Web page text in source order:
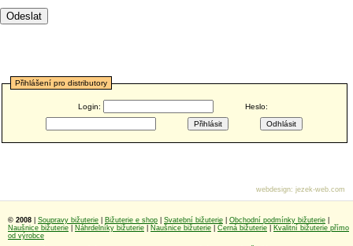
Přihlášení pro distributory
Login: Heslo:
© 2008 Soupravy bižuterie Bižuterie e shop Svatební bižuterie Obchodní podmínky bižuterie
Naušnice bižuterie
Náhrdelníky bižuterie Naušnice bižuterie Černá bižuterie
Kvalitní bižuterie přímo
od výrobce
webdesign: jezek-web.com